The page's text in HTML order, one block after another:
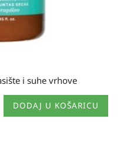
i suhe vrhove
DODAJ U KOŠARICU